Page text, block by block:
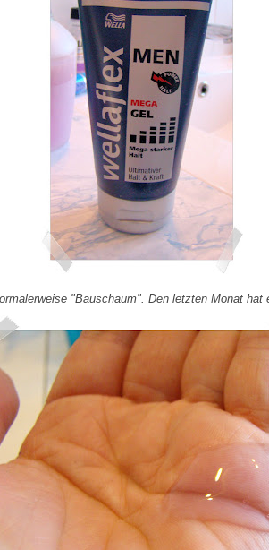
"Bauschaum". Den letzten Monat hat